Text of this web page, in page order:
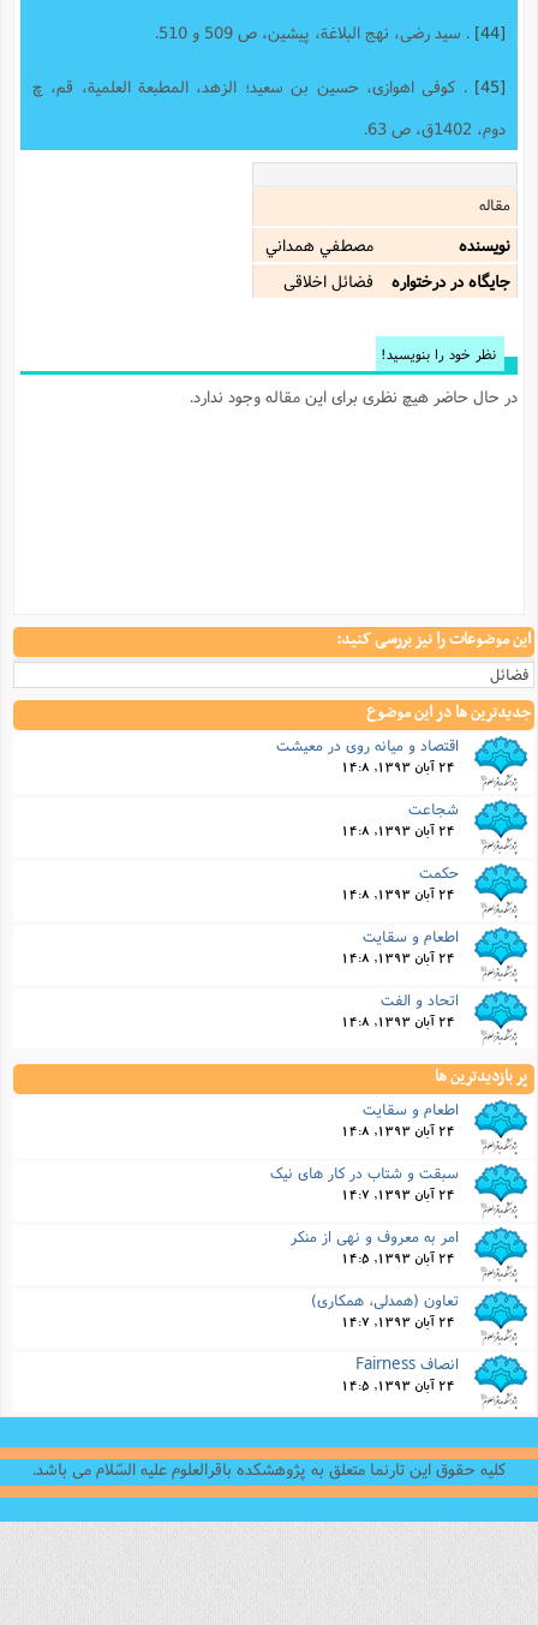
. سید رضى، نهج البلاغة، پیشین،‌ ص 509 و 510.
. کوفى اهوازى، حسین بن سعید؛ الزهد، المطبعة العلمیة، قم، چ
دوم، 1402ق، ص 63.
مقاله
نویسنده
مصطفي همداني
جایگاه در درختواره
فضائل اخلاقی
نظر خود را بنویسید!
در حال حاضر هیچ نظری برای این مقاله وجود ندارد.
این موضوعات را نیز بررسی کنید:
فضائل
جدیدترین ها در این موضوع
اقتصاد و میانه روی در معیشت
24 آبان 1393, 14:8
شجاعت
24 آبان 1393, 14:8
حکمت
24 آبان 1393, 14:8
اطعام و سقایت
24 آبان 1393, 14:8
اتحاد و الفت
24 آبان 1393, 14:8
پر بازدیدترین ها
اطعام و سقایت
24 آبان 1393, 14:8
سبقت و شتاب در کار های نیک
24 آبان 1393, 14:7
امر به معروف و نهی از منکر
24 آبان 1393, 14:5
تعاون (همدلی، همکاری)
24 آبان 1393, 14:7
انصاف Fairness
24 آبان 1393, 14:5
کلیه حقوق این تارنما متعلق به پژوهشکده باقرالعلوم علیه السّلام می باشد.